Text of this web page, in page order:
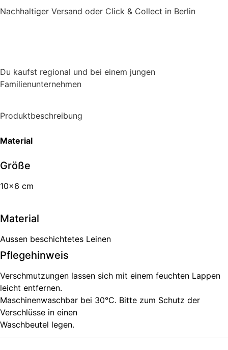
Nachhaltiger Versand oder Click & Collect in Berlin
Du kaufst regional und bei einem jungen
Familienunternehmen
Produktbeschreibung
Material
Größe
10×6 cm
Material
Aussen beschichtetes Leinen
Pflegehinweis
Verschmutzungen lassen sich mit einem feuchten Lappen
leicht entfernen.
Maschinenwaschbar bei 30°C. Bitte zum Schutz der
Verschlüsse in einen
Waschbeutel legen.